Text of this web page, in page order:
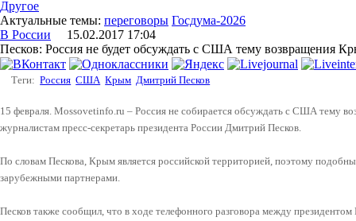
Другое
Актуальные темы: переговоры Госдума-2026
В России 15.02.2017 17:04
Песков: Россия не будет обсуждать с США тему возвращения
Теги: Россия США Крым Дмитрий Песков
15 февраля. Mossovetinfo.ru – Россия не собирается обсуждать с США тему
журналистам пресс-секретарь президента России Дмитрий Песков.
По словам Пескова, Крым является российской территорией, поэтому
зарубежными партнерами.
Песков также сообщил, что в ходе телефонного разговора между